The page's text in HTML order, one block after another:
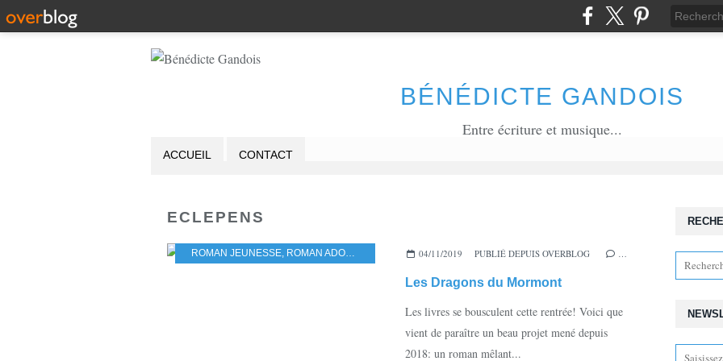
BÉNÉDICTE GANDOIS
Entre écriture et musique...
ACCUEIL CONTACT
ECLEPENS
ROMAN JEUNESSE ROMAN ADOLESCENT ENFANT, FANTASTIQUE, HISTOIRE DE DRAGONS ROMAN LOCAL,
04/11/2019 PUBLIÉ DEPUIS OVERBLOG
Les Dragons du Mormont
Les livres se bousculent cette rentrée! Voici que
vient de paraître un beau projet mené depuis
2018: un roman mêlant...